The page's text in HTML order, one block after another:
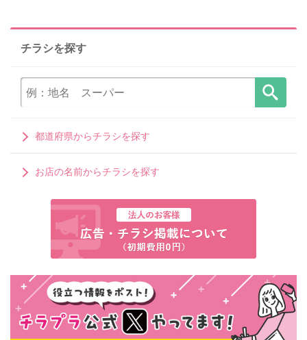
チラシを探す
都道府県からチラシを探す
お店の名前からチラシを探す